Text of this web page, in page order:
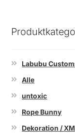
Labubu
Alle
untoxic
Rope Bunny
Dekoration /